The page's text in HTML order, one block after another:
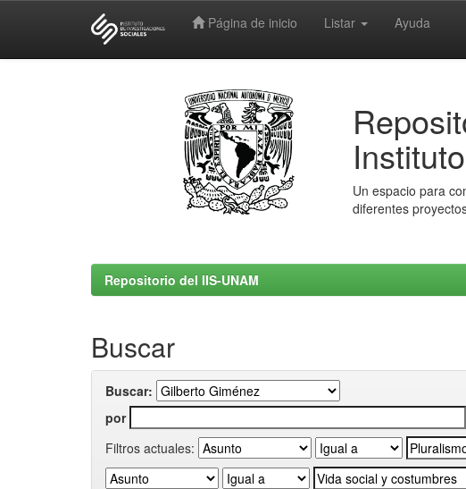
Página de inicio Listar Ayuda
Un espacio para
diferentes
Repositorio del IIS-UNAM
Buscar
Buscar:
por
Filtros actuales: